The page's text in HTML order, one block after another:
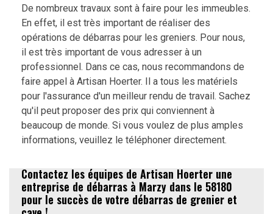
De nombreux travaux sont à faire pour les immeubles.
En effet, il est très important de réaliser des
opérations de débarras pour les greniers. Pour nous,
il est très important de vous adresser à un
professionnel. Dans ce cas, nous recommandons de
faire appel à Artisan Hoerter. Il a tous les matériels
pour l'assurance d'un meilleur rendu de travail. Sachez
qu'il peut proposer des prix qui conviennent à
beaucoup de monde. Si vous voulez de plus amples
informations, veuillez le téléphoner directement.
Contactez les équipes de Artisan Hoerter une
entreprise de débarras à Marzy dans le 58180
pour le succès de votre débarras de grenier et